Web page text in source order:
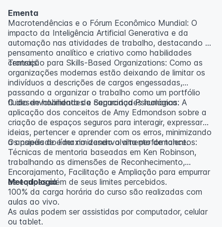
Ementa
Macrotendências e o Fórum Econômico Mundial: O
impacto da Inteligência Artificial Generativa e da
automação nas atividades de trabalho, destacando o
pensamento analítico e criativo como habilidades
centrais.
Transição para Skills-Based Organizations: Como as
organizações modernas estão deixando de limitar os
indivíduos a descrições de cargos engessadas,
passando a organizar o trabalho como um portfólio
fluido de habilidades e capacidades humanas.
O desenvolvimento da Segurança Psicológica: A
aplicação dos conceitos de Amy Edmondson sobre a
criação de espaços seguros para interagir, expressar
ideias, pertencer e aprender com os erros, minimizando
a ansiedade e maximizando a alta performance.
Os papéis do líder no desenvolvimento de talentos:
Técnicas de mentoria baseadas em Ken Robinson,
trabalhando as dimensões de Reconhecimento,
Encorajamento, Facilitação e Ampliação para empurrar
as equipes além de seus limites percebidos.
Metodologia
100% da carga horária do curso são realizadas com
aulas ao vivo.
As aulas podem ser assistidas por computador, celular
ou tablet.